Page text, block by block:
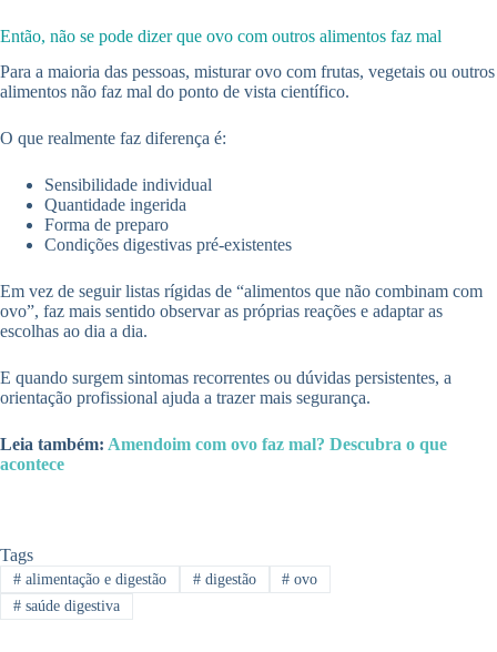
Então, não se pode dizer que ovo com outros alimentos faz mal
Para a maioria das pessoas, misturar ovo com frutas, vegetais ou outros
alimentos não faz mal do ponto de vista científico.
O que realmente faz diferença é:
Sensibilidade individual
Quantidade ingerida
Forma de preparo
Condições digestivas pré-existentes
Em vez de seguir listas rígidas de “alimentos que não combinam com
ovo”, faz mais sentido observar as próprias reações e adaptar as
escolhas ao dia a dia.
E quando surgem sintomas recorrentes ou dúvidas persistentes, a
orientação profissional ajuda a trazer mais segurança.
Leia também: Amendoim com ovo faz mal? Descubra o que
acontece
Tags
#alimentação e digestão #digestão # ovo
#saúde digestiva